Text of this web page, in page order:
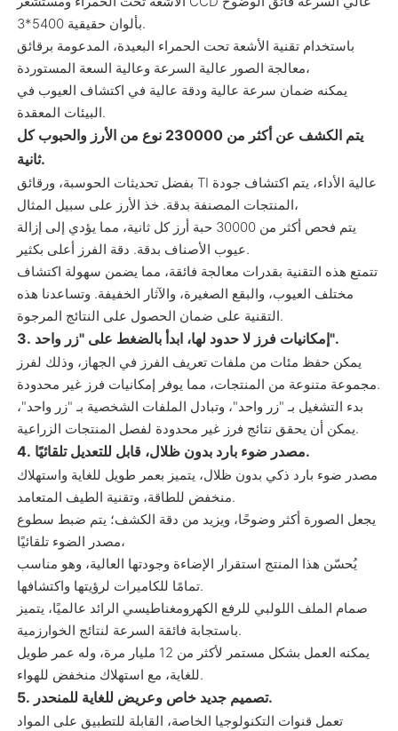
بألوان حقيقية 5400*3.
باستخدام تقنية الأشعة تحت الحمراء البعيدة، المدعومة برقائق
معالجة الصور عالية السرعة وعالية السعة المستوردة،
يمكنه ضمان سرعة عالية ودقة عالية في اكتشاف العيوب في
البيئات المعقدة.
يتم الكشف عن أكثر من 230000 نوع من الأرز والحبوب كل
ثانية.
بفضل تحديثات الحوسبة، ورقائق TI عالية الأداء، يتم اكتشاف جودة
المنتجات المصنفة بدقة. خذ الأرز على سبيل المثال،
يتم فحص أكثر من 30000 حبة أرز كل ثانية، مما يؤدي إلى إزالة
عيوب الأصناف بدقة. دقة الفرز أعلى بكثير.
تتمتع هذه التقنية بقدرات معالجة فائقة، مما يضمن سهولة اكتشاف
مختلف العيوب، والبقع الصغيرة، والآثار الخفيفة. وتساعدنا هذه
التقنية على ضمان الحصول على النتائج المرجوة.
3. إمكانيات فرز لا حدود لها، ابدأ بالضغط على "زر واحد".
يمكن حفظ مئات من ملفات تعريف الفرز في الجهاز، وذلك لفرز
مجموعة متنوعة من المنتجات، مما يوفر إمكانيات فرز غير محدودة.
بدء التشغيل بـ "زر واحد"، وتبادل الملفات الشخصية بـ "زر واحد"،
يمكن أن يحقق نتائج فرز غير محدودة لفصل المنتجات الزراعية.
4. مصدر ضوء بارد بدون ظلال، قابل للتعديل تلقائيًا.
مصدر ضوء بارد ذكي بدون ظلال، يتميز بعمر طويل للغاية واستهلاك
منخفض للطاقة، وتقنية الطيف المتعامد.
يجعل الصورة أكثر وضوحًا، ويزيد من دقة الكشف؛ يتم ضبط سطوع
مصدر الضوء تلقائيًا،
يُحسّن هذا المنتج استقرار الإضاءة وجودتها العالية، وهو مناسب
تمامًا للكاميرات لرؤيتها واكتشافها.
صمام الملف اللولبي للرفع الكهرومغناطيسي الرائد عالميًا، يتميز
باستجابة فائقة السرعة لنتائج الخوارزمية.
يمكنه العمل بشكل مستمر لأكثر من 12 مليار مرة، وله عمر طويل
للغاية، مع استهلاك منخفض للهواء.
5. تصميم جديد خاص وعريض للغاية للمنحدر.
تعمل قنوات التكنولوجيا الخاصة، القابلة للتطبيق على المواد